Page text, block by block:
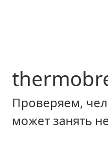
Проверяем,
может занять